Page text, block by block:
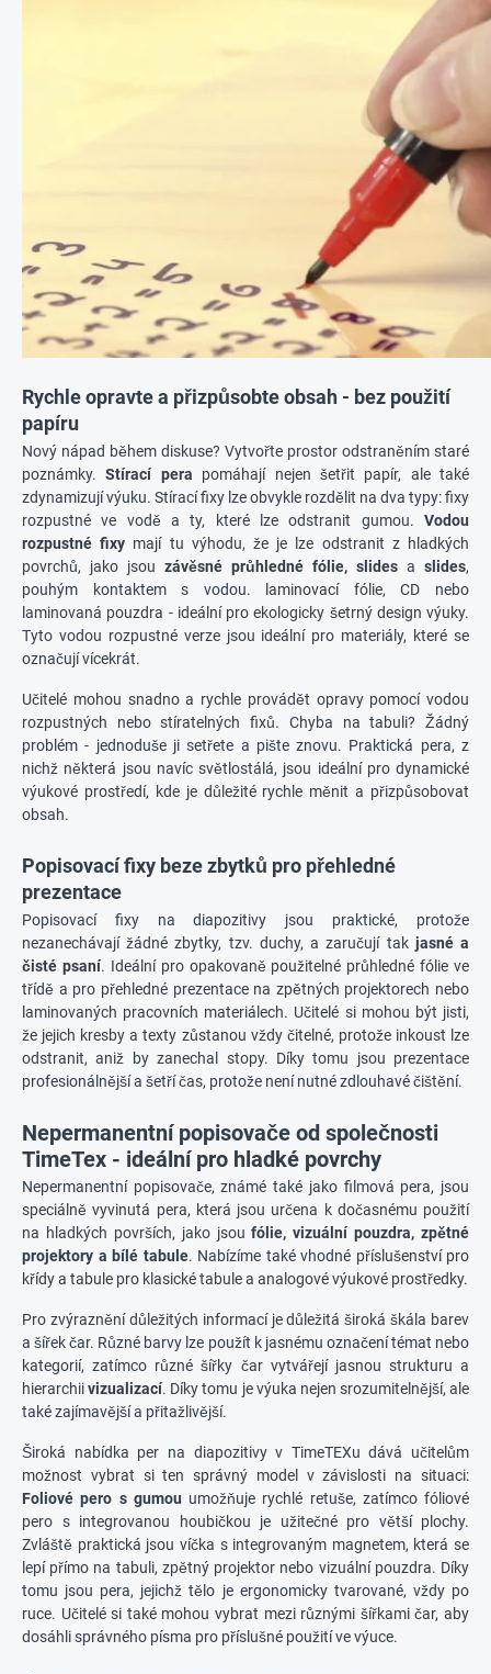
Rychle opravte a přizpůsobte obsah - bez použití
papíru
Nový nápad během diskuse? Vytvořte prostor odstraněním staré
poznámky.Stírací pera pomáhají nejen šetřit papír, ale také
zdynamizují výuku. Stírací fixy lze obvykle rozdělit na dva typy: fixy
rozpustné ve vodě a ty, které lze odstranit gumou. Vodou
rozpustné fixy mají tu výhodu, že je lze odstranit z hladkých
povrchů, jako jsou závěsné průhledné fólie, slides a slides,
pouhým kontaktem s vodou.
laminovací fólie, CD nebo
laminovaná pouzdra - ideální pro ekologicky šetrný design výuky.
Tyto vodou rozpustné verze jsou ideální pro materiály, které se
označují vícekrát.
Učitelé mohou snadno a rychle provádět opravy pomocí vodou
rozpustných nebo stíratelných fixů. Chyba na tabuli? Žádný
problém - jednoduše ji setřete a pište znovu. Praktická pera, z
nichž některá jsou navíc světlostálá, jsou ideální pro dynamické
výukové prostředí, kde je důležité rychle měnit a přizpůsobovat
obsah.
Popisovací fixy beze zbytků pro přehledné
prezentace
Popisovací fixy na diapozitivy jsou praktické, protože
nezanechávají žádné zbytky, tzv. duchy, a zaručují tak jasné a
čisté psaní. Ideální pro opakovaně použitelné průhledné fólie ve
třídě a pro přehledné prezentace na zpětných projektorech nebo
laminovaných pracovních materiálech. Učitelé si mohou být jisti,
že jejich kresby a texty zůstanou vždy čitelné, protože inkoust lze
odstranit, aniž by zanechal stopy. Díky tomu jsou prezentace
profesionálnější a šetří čas, protože není nutné zdlouhavé čištění.
Nepermanentní popisovače od společnosti
TimeTex - ideální pro hladké povrchy
Nepermanentní popisovače, známé také jako filmová pera, jsou
speciálně vyvinutá pera, která jsou určena k dočasnému použití
na hladkých površích, jako jsoufólie, vizuální pouzdra, zpětné
projektory a bílé tabule. Nabízíme také vhodné příslušenství pro
křídy a tabule pro klasické tabule a analogové výukové prostředky.
Pro zvýraznění důležitých informací je důležitá široká škála barev
a šířek čar. Různé barvy lze použít k jasnému označení témat nebo
kategorií, zatímco různé šířky čar vytvářejí jasnou strukturu a
hierarchiivizualizací. Díky tomu je výuka nejen srozumitelnější, ale
také zajímavější a přitažlivější.
Široká nabídka per na diapozitivy v TimeTEXu dává učitelům
možnost vybrat si ten správný model v závislosti na situaci:
Foliové pero s gumou umožňuje rychlé retuše, zatímco fóliové
pero s integrovanou houbičkou je užitečné pro větší plochy.
Zvláště praktická jsou víčka s integrovaným magnetem, která se
lepí přímo na tabuli, zpětný projektor nebo vizuální pouzdra. Díky
tomu jsou pera, jejichž tělo je ergonomicky tvarované, vždy po
ruce. Učitelé si také mohou vybrat mezi různými šířkami čar, aby
dosáhli správného písma pro příslušné použití ve výuce.